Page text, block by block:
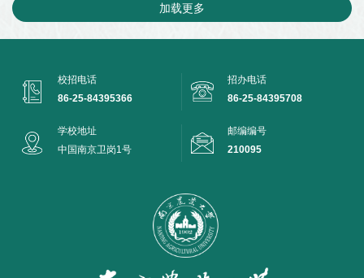
加载更多
校招电话
86-25-84395366
招办电话
86-25-84395708
学校地址
中国南京卫岗1号
邮编编号
210095